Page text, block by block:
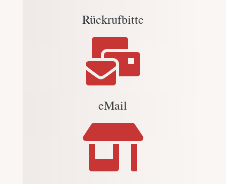
Rückrufbitte

eMail
